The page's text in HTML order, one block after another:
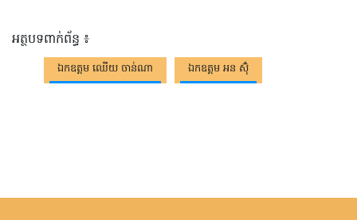
អត្ថបទពាក់ព័ន្ធ ៖
ឯកឧត្តម ឈើយ ចាន់ណា ឯកឧត្តម អន ស៊ុំ